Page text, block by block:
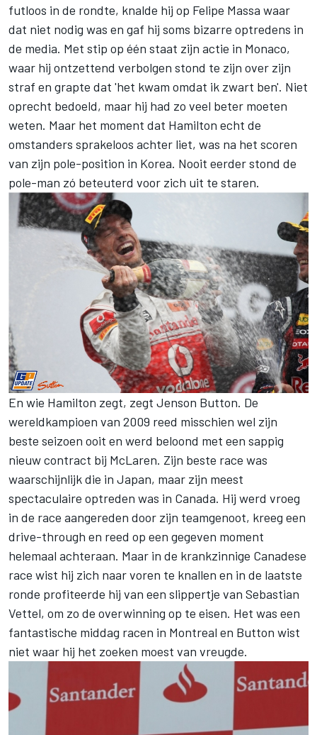
futloos in de rondte, knalde hij op Felipe Massa waar
dat niet nodig was en gaf hij soms bizarre optredens in
de media. Met stip op één staat zijn actie in Monaco,
waar hij ontzettend verbolgen stond te zijn over zijn
straf en grapte dat 'het kwam omdat ik zwart ben'. Niet
oprecht bedoeld, maar hij had zo veel beter moeten
weten. Maar het moment dat Hamilton echt de
omstanders sprakeloos achter liet, was na het scoren
van zijn pole-position in Korea. Nooit eerder stond de
pole-man zó beteuterd voor zich uit te staren.
En wie Hamilton zegt, zegt Jenson Button. De
wereldkampioen van 2009 reed misschien wel zijn
beste seizoen ooit en werd beloond met een sappig
nieuw contract bij McLaren. Zijn beste race was
waarschijnlijk die in Japan, maar zijn meest
spectaculaire optreden was in Canada. Hij werd vroeg
in de race aangereden door zijn teamgenoot, kreeg een
drive-through en reed op een gegeven moment
helemaal achteraan. Maar in de krankzinnige Canadese
race wist hij zich naar voren te knallen en in de laatste
ronde profiteerde hij van een slippertje van Sebastian
Vettel, om zo de overwinning op te eisen. Het was een
fantastische middag racen in Montreal en Button wist
niet waar hij het zoeken moest van vreugde.